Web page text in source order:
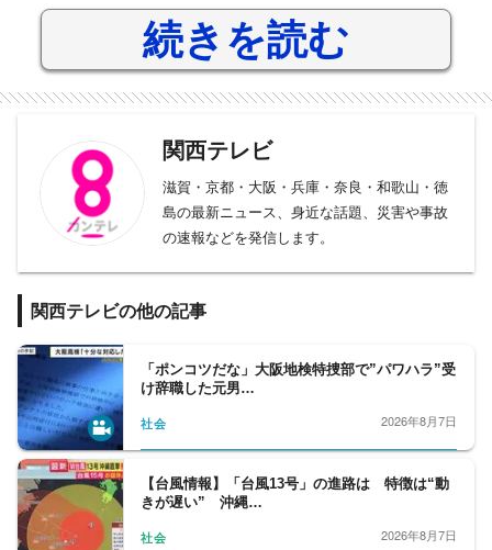
続きを読む
関西テレビ
滋賀・京都・大阪・兵庫・奈良・和歌山・徳
島の最新ニュース、身近な話題、災害や事故
の速報などを発信します。
関西テレビの他の記事
「ポンコツだな」大阪地検特捜部で”パワハラ”受
け辞職した元男…
社会 2026年8月7日
【台風情報】「台風13号」の進路は 特徴は“動
きが遅い” 沖縄…
社会 2026年8月7日